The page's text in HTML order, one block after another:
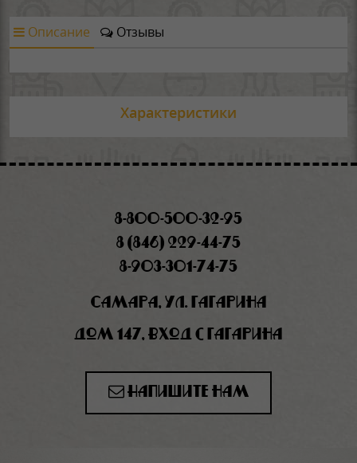
Описание Отзывы
Характеристики
8-800-500-32-95
8 (846) 229-44-75
8-903-301-74-75
Самара, ул. Гагарина
дом 147, вход с Гагарина
Напишите нам